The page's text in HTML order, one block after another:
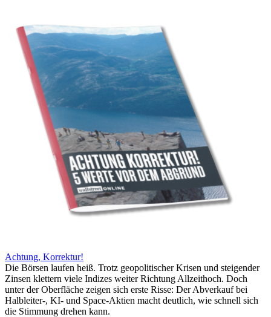
Achtung, Korrektur!
Die Börsen laufen heiß. Trotz geopolitischer Krisen und steigender
Zinsen klettern viele Indizes weiter Richtung Allzeithoch. Doch
unter der Oberfläche zeigen sich erste Risse: Der Abverkauf bei
Halbleiter-, KI- und Space-Aktien macht deutlich, wie schnell sich
die Stimmung drehen kann.